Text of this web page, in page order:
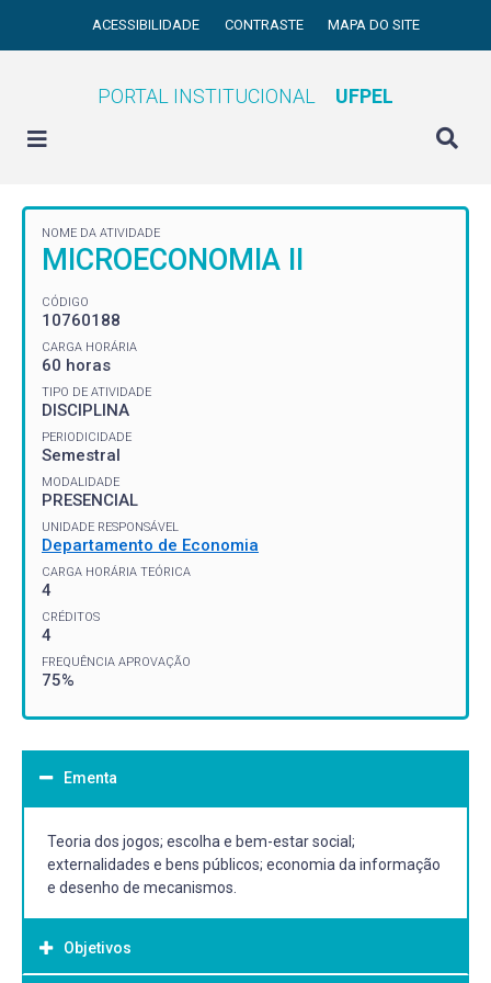
ACESSIBILIDADE CONTRASTE MAPA DO SITE
PORTAL INSTITUCIONAL UFPEL
NOME DA ATIVIDADE
MICROECONOMIA II
CÓDIGO
10760188
CARGA HORÁRIA
60 horas
TIPO DE ATIVIDADE
DISCIPLINA
PERIODICIDADE
Semestral
MODALIDADE
PRESENCIAL
UNIDADE RESPONSÁVEL
Departamento de Economia
CARGA HORÁRIA TEÓRICA
4
CRÉDITOS
4
FREQUÊNCIA APROVAÇÃO
75%
Ementa
Teoria dos jogos; escolha e bem-estar social;
externalidades e bens públicos; economia da informação
e desenho de mecanismos.
Objetivos